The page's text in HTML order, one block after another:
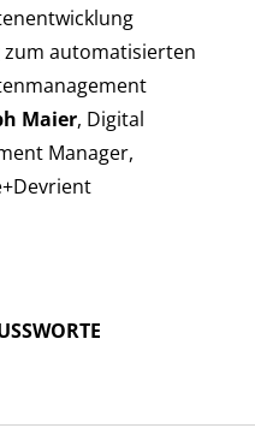
zum automatisierten
Maier, Digital
Manager,